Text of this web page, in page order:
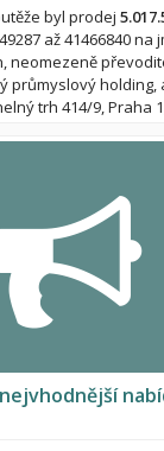
byl prodej
až 41466840 na
neomezeně
průmyslový holding,
trh 414/9, Praha
shora jako celek,
tranších nebyl